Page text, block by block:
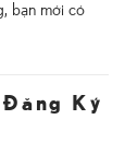
bạn mới có
Ký